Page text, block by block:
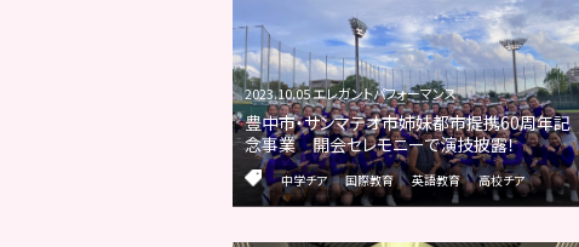
2023.10.05 エレガントパフォーマンス
豊中市・サンマテオ市姉妹都市提携60周年記
念事業 開会セレモニーで演技披露！
中学チア 国際教育 英語教育 高校チア